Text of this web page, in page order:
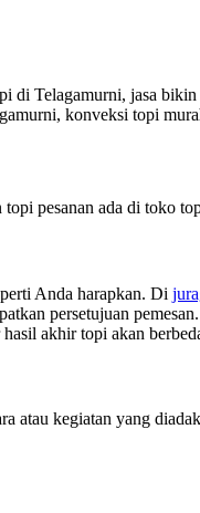
di Telagamurni, jasa
konveksi topi
pesanan ada di toko
Anda harapkan. Di
persetujuan
akhir topi akan
atau kegiatan yang